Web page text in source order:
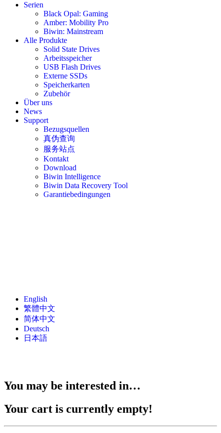
Serien
Black Opal: Gaming
Amber: Mobility Pro
Biwin: Mainstream
Alle Produkte
Solid State Drives
Arbeitsspeicher
USB Flash Drives
Externe SSDs
Speicherkarten
Zubehör
Über uns
News
Support
Bezugsquellen
真伪查询
服务站点
Kontakt
Download
Biwin Intelligence
Biwin Data Recovery Tool
Garantiebedingungen
English
繁體中文
简体中文
Deutsch
日本語
You may be interested in…
Your cart is currently empty!